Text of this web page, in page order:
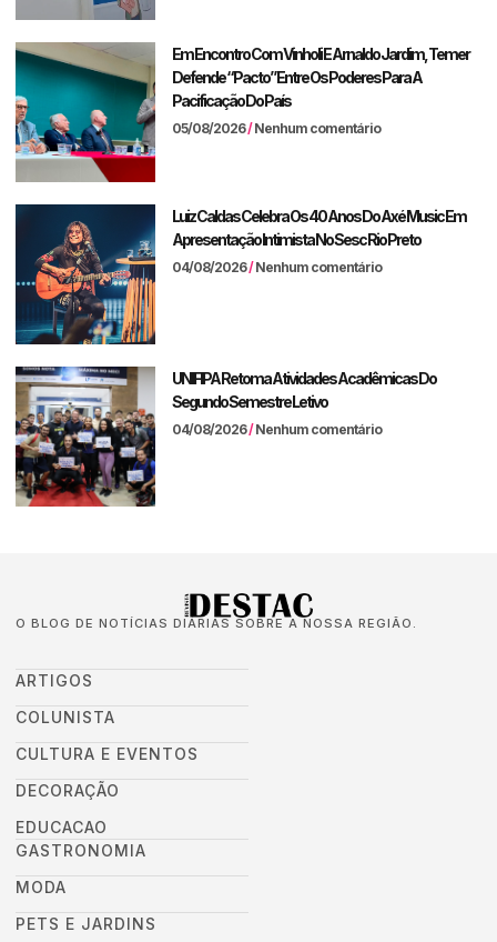
Em Encontro Com Vinholi E Arnaldo Jardim, Temer
Defende “pacto” Entre Os Poderes Para A
Pacificação Do País
05/08/2026 Nenhum comentário
Luiz Caldas Celebra Os 40 Anos Do Axé Music Em
Apresentação Intimista No Sesc Rio Preto
04/08/2026 Nenhum comentário
UNIFIPA Retoma Atividades Acadêmicas Do
Segundo Semestre Letivo
04/08/2026 Nenhum comentário
O BLOG DE NOTÍCIAS DIÁRIAS SOBRE A NOSSA REGIÃO.
ARTIGOS
COLUNISTA
CULTURA E EVENTOS
DECORAÇÃO
EDUCACAO
GASTRONOMIA
MODA
PETS E JARDINS